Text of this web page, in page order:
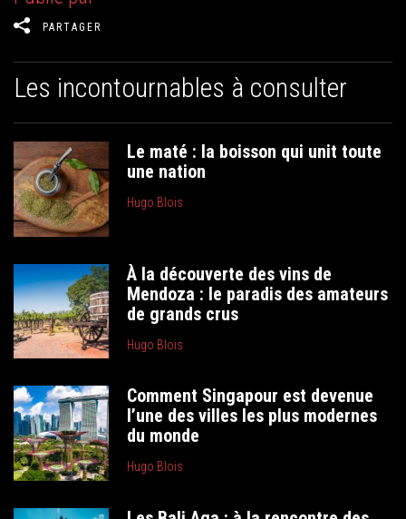
PARTAGER
Les incontournables à consulter
Le maté : la boisson qui unit toute
une nation
Hugo Blois
À la découverte des vins de
Mendoza : le paradis des amateurs
de grands crus
Hugo Blois
Comment Singapour est devenue
l’une des villes les plus modernes
du monde
Hugo Blois